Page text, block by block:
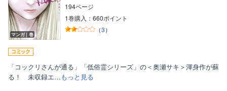
マンガ｜巻
194ページ
1巻購入：660ポイント
（3）
「コックリさんが通る」「低俗霊シリーズ」の＜奥瀬サキ＞渾身作が蘇
る！ 未収録エ…もっと見る